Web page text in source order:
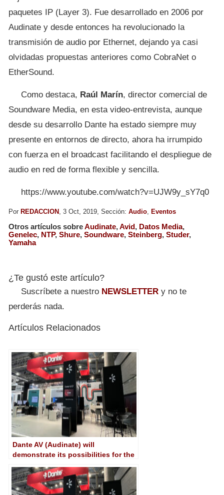
paquetes IP (Layer 3).​ Fue desarrollado en 2006 por
Audinate y desde entonces ha revolucionado la
transmisión de audio por Ethernet, dejando ya casi
olvidadas propuestas anteriores como CobraNet o
EtherSound.
Como destaca, Raúl Marín, director comercial de
Soundware Media, en esta video-entrevista, aunque
desde su desarrollo Dante ha estado siempre muy
presente en entornos de directo, ahora ha irrumpido
con fuerza en el broadcast facilitando el despliegue de
audio en red de forma flexible y sencilla.
https://www.youtube.com/watch?v=UJW9y_sY7q0
Por REDACCION , 3 Oct, 2019, Sección: Audio, Eventos
Otros artículos sobreAudinate,Avid, Datos Media,
Genelec, NTP, Shure, Soundware, Steinberg, Studer,
Yamaha
¿Te gustó este artículo?
Suscríbete a nuestro NEWSLETTER y no te
perderás nada.
Artículos Relacionados
Dante AV (Audinate) will
demonstrate its possibilities for the